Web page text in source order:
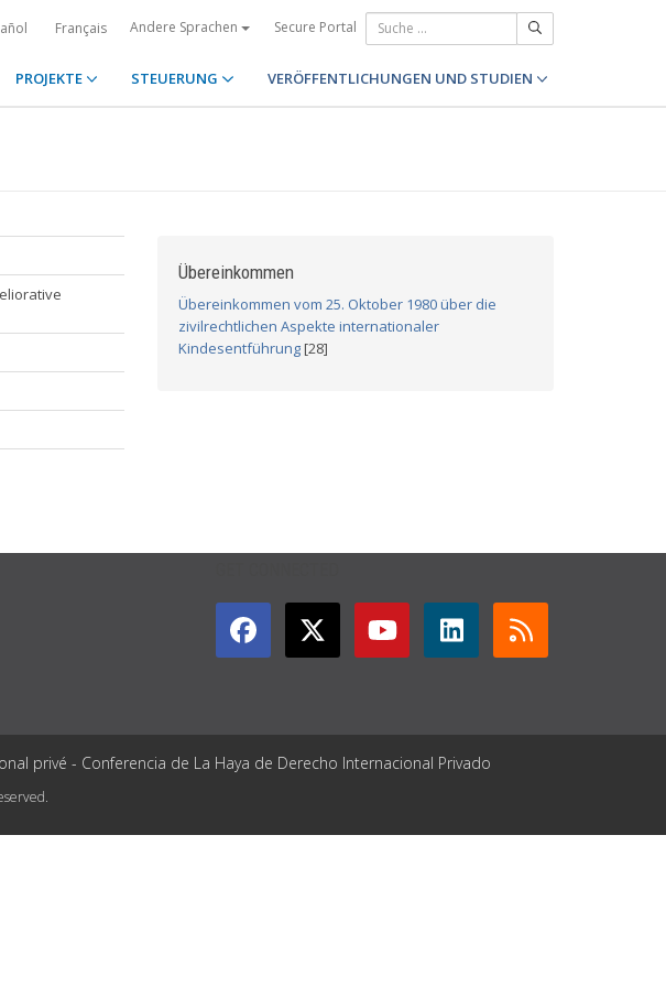
Français Andere Sprachen Secure Portal
PROJEKTE STEUERUNG VERÖFFENTLICHUNGEN UND STUDIEN
Übereinkommen
Übereinkommen vom 25. Oktober 1980 über die
zivilrechtlichen Aspekte internationaler
Kindesentführung[28]
privé - Conferencia de La Haya de Derecho Internacional Privado